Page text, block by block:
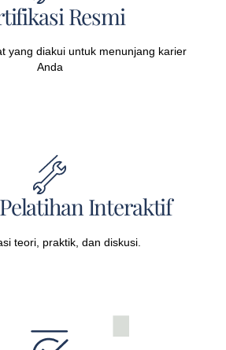
Resmi
yang diakui untuk menunjang karier
Anda
Interaktif
teori, praktik, dan diskusi.